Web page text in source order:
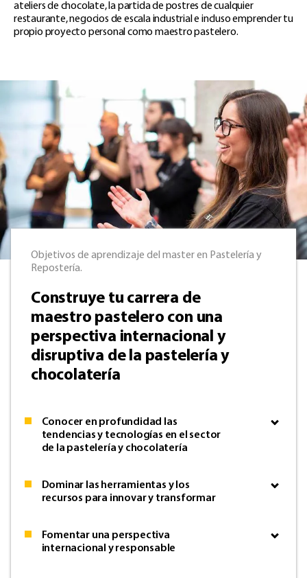
ateliers de chocolate, la partida de postres de cualquier
restaurante, negocios de escala industrial e incluso emprender tu
propio proyecto personal como maestro pastelero.
Objetivos de aprendizaje del master en Pastelería y
Repostería.
Construye tu carrera de
maestro pastelero con una
perspectiva internacional y
disruptiva de la pastelería y
chocolatería
Conocer en profundidad las
tendencias y tecnologías en el sector
de la pastelería y chocolatería
Dominar las herramientas y los
recursos para innovar y transformar
Fomentar una perspectiva
internacional y responsable